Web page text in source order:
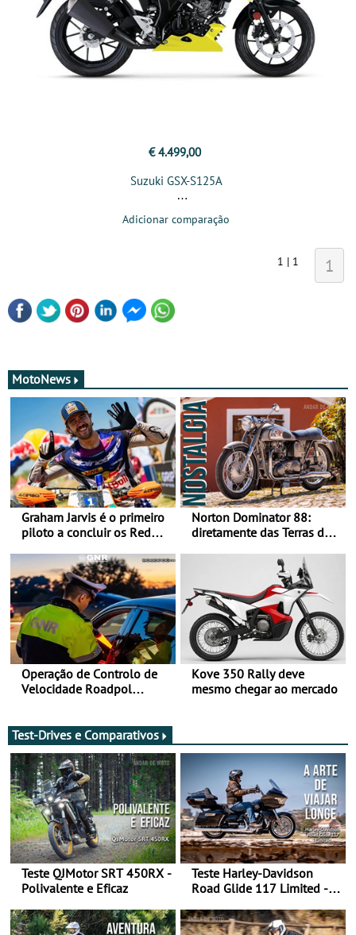
€ 4.499,00
Suzuki GSX-S125A
Adicionar comparação
1 | 1 1
MotoNews
Graham Jarvis é o primeiro
piloto a concluir os Red
moto elétrica
Norton Dominator 88:
diretamente das Terras de
Operação de Controlo de
Velocidade Roadpol
Kove 350 Rally deve
mesmo chegar ao mercado
Test-Drives e Comparativos
Teste QJMotor SRT 450RX -
Polivalente e Eficaz
Teste Harley-Davidson
Road Glide 117 Limited - A